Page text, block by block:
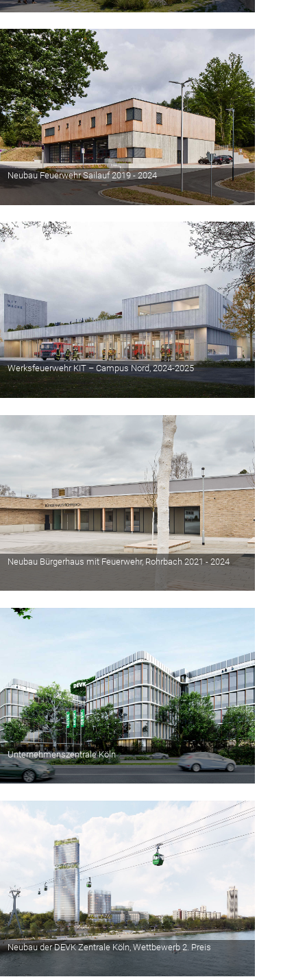
Neubau Feuerwehr Sailauf 2019 - 2024
Werksfeuerwehr KIT – Campus Nord, 2024-2025
Neubau Bürgerhaus mit Feuerwehr, Rohrbach 2021 - 2024
Unternehmenszentrale Köln
Neubau der DEVK Zentrale Köln, Wettbewerb 2. Preis